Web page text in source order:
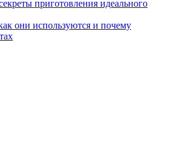
приготовления идеального
они используются и почему